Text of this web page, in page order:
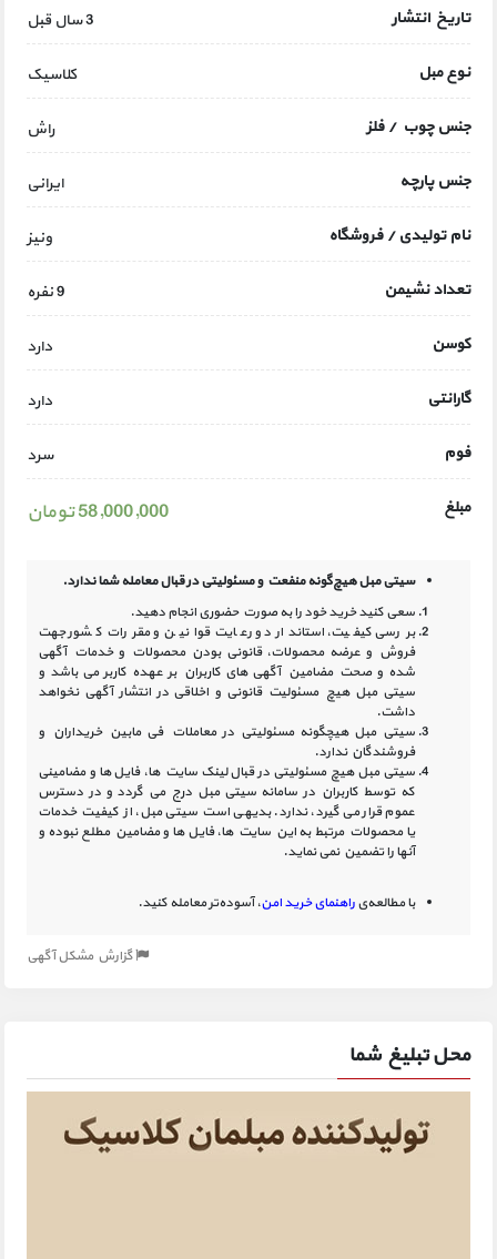
تاریخ انتشار 3 سال قبل
نوع مبل کلاسیک
جنس چوب / فلز راش
جنس پارچه ایرانی
نام تولیدی / فروشگاه ونیز
تعداد نشیمن 9 نفره
کوسن دارد
گارانتی دارد
فوم سرد
مبلغ 58,000,000 تومان
سیتی مبل هیچ‌گونه منفعت و مسئولیتی درقبال معامله شما ندارد.
سعی کنید خرید خود را به صورت حضوری انجام دهید.
بررسی کیفیت، استاندارد و رعایت قوانین و مقررات کشور جهت
فروش و عرضه محصولات، قانونی بودن محصولات و خدمات آگهی
شده و صحت مضامین آگهی‏ های کاربران بر عهده کاربر می باشد و
سیتی مبل هیچ مسئولیت قانونی و اخلاقی در انتشار آگهی نخواهد
داشت.
سیتی مبل هیچگونه مسئولیتی در معاملات فی مابین خریداران و
فروشندگان ندارد.
سیتی مبل هیچ مسئولیتی در قبال لینک‏ سایت ‏ها، فایل ‏ها و مضامینی
که توسط کاربران در سامانه‏ سیتی مبل درج می گردد و در دسترس
عموم قرار می گیرد، ندارد. بدیهی است سیتی مبل، از کیفیت خدمات
یا محصولات مرتبط به این سایت‏ ها، فایل ها و مضامین مطلع نبوده و
آنها را تضمین نمی نماید.
با مطالعه‌یراهنمای خرید امن، آسوده‌تر معامله کنید.
گزارش مشکل آگهی
محل تبلیغ شما